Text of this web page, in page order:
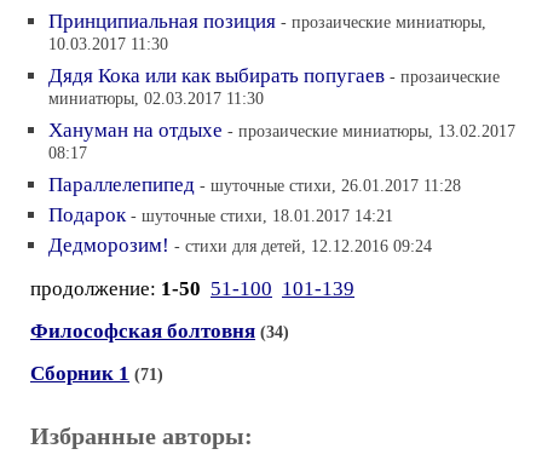
Принципиальная позиция - прозаические миниатюры,
10.03.2017 11:30
Дядя Кока или как выбирать попугаев - прозаические
миниатюры, 02.03.2017 11:30
Хануман на отдыхе - прозаические миниатюры, 13.02.2017
08:17
Параллелепипед - шуточные стихи, 26.01.2017 11:28
Подарок - шуточные стихи, 18.01.2017 14:21
Дедморозим! - стихи для детей, 12.12.2016 09:24
продолжение: 1-50 51-100 101-139
Философская болтовня (34)
Сборник 1 (71)
Избранные авторы: